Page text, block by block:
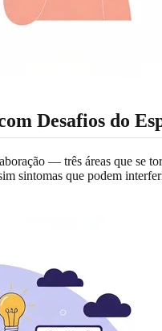
Desafios do
— três áreas que se
sintomas que podem